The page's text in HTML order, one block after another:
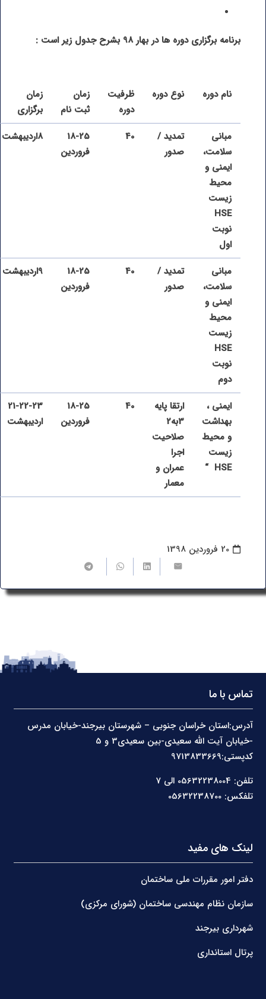
برنامه برگزاری دوره ها در بهار 98 بشرح جدول زیر است :
نام دوره نوع دوره
ظرفیت
دوره
زمان
ثبت نام
زمان
برگزاری
مبانی
سلامت،
ایمنی و
محیط
زیست
HSE
نوبت
اول
تمدید /
صدور
40
18-25
فروردین
8اردیبهشت
مبانی
سلامت،
ایمنی و
محیط
زیست
HSE
نوبت
دوم
تمدید /
صدور
40
18-25
فروردین
9اردیبهشت
ایمنی ،
بهداشت
و محیط
زیست
HSE
“
ارتقا پایه
3به2
صلاحیت
اجرا
عمران و
معمار
40
18-25
فروردین
21-22-23
اردیبهشت
20 فروردین 1398
تماس با ما
آدرس:استان خراسان جنوبی – شهرستان بیرجند-خیابان مدرس
کدپستی:9713833669
تلفن: 05632238004 الی 7
تلفکس: 05632238700
لینک های مفید
دفتر امور مقررات ملی ساختمان
سازمان نظام مهندسی ساختمان (شورای مرکزی)
شهرداری بیرجند
پرتال استانداری